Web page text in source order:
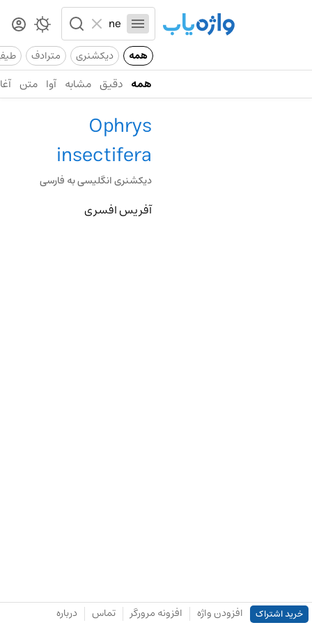
همه دیکشنری مترادف
همه دقیق مشابه آوا متن
Ophrys
insectifera
دیکشنری انگلیسی به فارسی
آفریس افسری
خرید اشتراک افزودن واژه افزونه مرورگر تماس درباره